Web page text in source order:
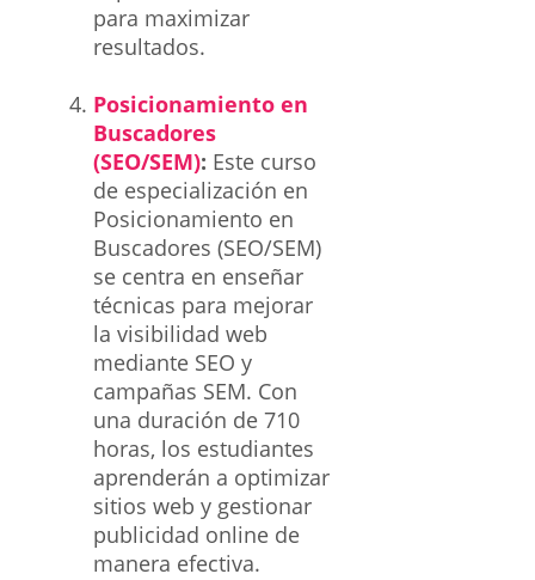
para maximizar
resultados.
Posicionamiento en
Buscadores
(SEO/SEM): Este curso
de especialización en
Posicionamiento en
Buscadores (SEO/SEM)
se centra en enseñar
técnicas para mejorar
la visibilidad web
mediante SEO y
campañas SEM. Con
una duración de 710
horas, los estudiantes
aprenderán a optimizar
sitios web y gestionar
publicidad online de
manera efectiva.